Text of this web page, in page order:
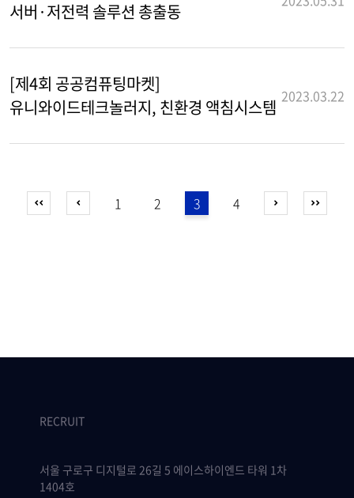
서버·저전력 솔루션 총출동
[제4회 공공컴퓨팅마켓]
유니와이드테크놀러지, 친환경 액침시스템 2023.03.22
1 2 3 4
RECRUIT
서울 구로구 디지털로 26길 5 에이스하이엔드 타워 1차
1404호